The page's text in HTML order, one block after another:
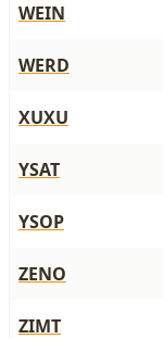
WEIN
WERD
XUXU
YSAT
YSOP
ZENO
ZIMT